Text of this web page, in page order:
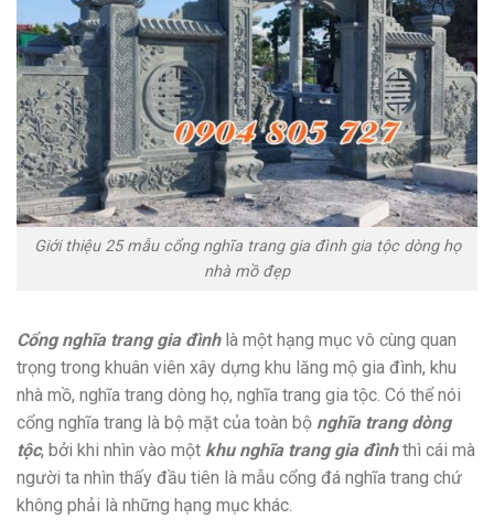
Giới thiệu 25 mẫu cổng nghĩa trang gia đình gia tộc dòng họ
nhà mồ đẹp
Cổng nghĩa trang gia đìnhlà một hạng mục vô cùng quan
trọng trong khuân viên xây dựng khu lăng mộ gia đình, khu
nhà mồ, nghĩa trang dòng họ, nghĩa trang gia tộc. Có thể nói
cổng nghĩa trang là bộ mặt của toàn bộ nghĩa trang dòng
tộc, bởi khi nhìn vào một khu nghĩa trang gia đìnhthì cái mà
người ta nhìn thấy đầu tiên là mẫu cổng đá nghĩa trang chứ
không phải là những hạng mục khác.